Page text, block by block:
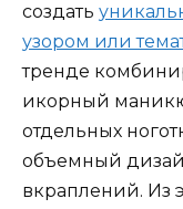
создать
узором или
тренде
икорный
отдельных
объемный
вкраплений. Из